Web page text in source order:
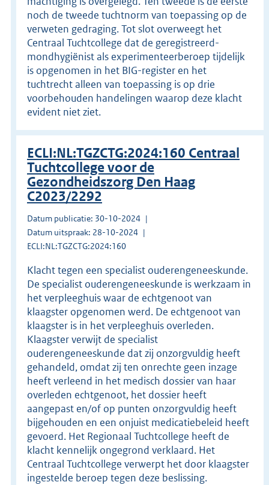
noch de tweede tuchtnorm van toepassing op de
verweten gedraging. Tot slot overweegt het
Centraal Tuchtcollege dat de geregistreerd-
mondhygiënist als experimenteerberoep tijdelijk
is opgenomen in het BIG-register en het
tuchtrecht alleen van toepassing is op drie
voorbehouden handelingen waarop deze klacht
evident niet ziet.
ECLI:NL:TGZCTG:2024:160 Centraal
Tuchtcollege voor de
Gezondheidszorg Den Haag
C2023/2292
Datum publicatie: 30-10-2024
Datum uitspraak: 28-10-2024
ECLI:NL:TGZCTG:2024:160
Klacht tegen een specialist ouderengeneeskunde.
De specialist ouderengeneeskunde is werkzaam in
het verpleeghuis waar de echtgenoot van
klaagster opgenomen werd. De echtgenoot van
klaagster is in het verpleeghuis overleden.
Klaagster verwijt de specialist
ouderengeneeskunde dat zij onzorgvuldig heeft
gehandeld, omdat zij ten onrechte geen inzage
heeft verleend in het medisch dossier van haar
overleden echtgenoot, het dossier heeft
aangepast en/of op punten onzorgvuldig heeft
bijgehouden en een onjuist medicatiebeleid heeft
gevoerd. Het Regionaal Tuchtcollege heeft de
klacht kennelijk ongegrond verklaard. Het
Centraal Tuchtcollege verwerpt het door klaagster
ingestelde beroep tegen deze beslissing.